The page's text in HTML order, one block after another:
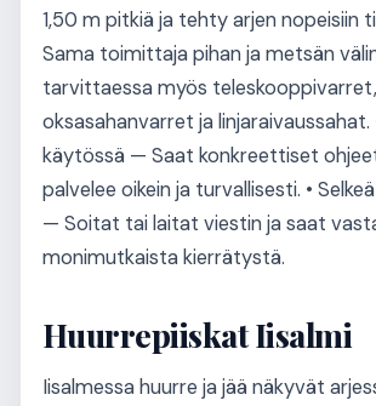
1,50 m pitkiä ja tehty arjen nopeisiin
Sama toimittaja pihan ja metsän
tarvittaessa myös teleskooppivarret,
oksasahanvarret ja linjaraivaussahat.
käytössä — Saat konkreettiset
palvelee oikein ja turvallisesti. •
— Soitat tai laitat viestin ja saat
monimutkaista kierrätystä.
Huurrepiiskat Iisalmi
Iisalmessa huurre ja jää näkyvät